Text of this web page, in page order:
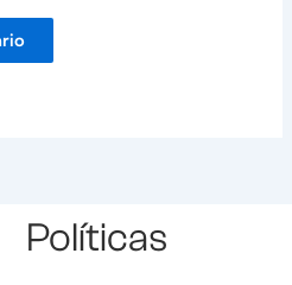
Políticas